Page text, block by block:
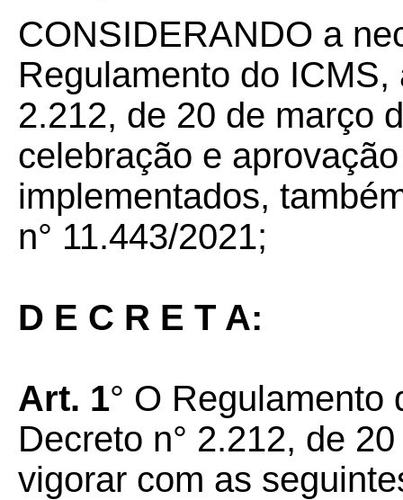
CONSIDERANDO a
Regulamento do
2.212, de 20 de março
celebração e
implementados,
n° 11.443/2021;
D E C R E T A:
Art. 1° O Regulamento
Decreto n° 2.212, de
vigorar com as